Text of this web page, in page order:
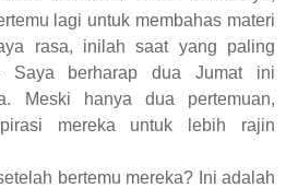
lagi untuk membahas materi
rasa, inilah saat yang paling
Saya berharap dua Jumat ini
Meski hanya dua pertemuan,
mereka untuk lebih rajin
bertemu mereka? Ini adalah